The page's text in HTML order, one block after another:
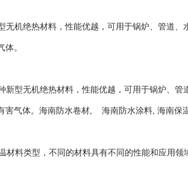
无机绝热材料，性能优越，可用于锅炉、管道
。
新型无机绝热材料，性能优越，可用于锅炉、
害气体。海南防水卷材, 海南防水涂料, 海南保
类型，不同的材料具有不同的性能和应用领